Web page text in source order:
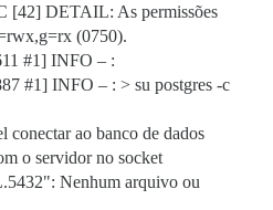
[42] DETAIL: As permissões
(0750).
#1] INFO – :
#1] INFO – : > su postgres -c
conectar ao banco de dados
o servidor no socket
Nenhum arquivo ou